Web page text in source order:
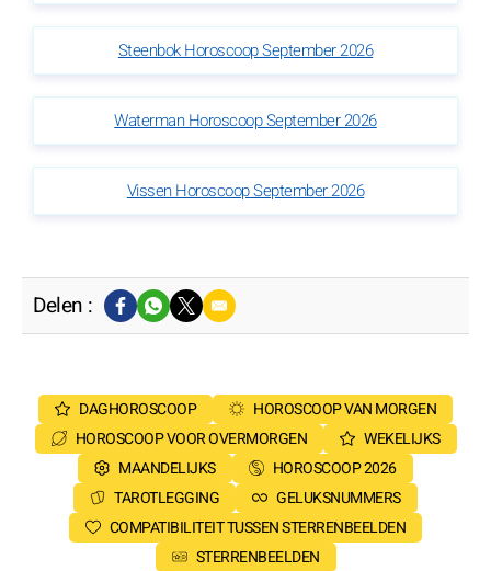
Steenbok Horoscoop September 2026
Waterman Horoscoop September 2026
Vissen Horoscoop September 2026
Delen :
DAGHOROSCOOP
HOROSCOOP VAN MORGEN
HOROSCOOP VOOR OVERMORGEN
WEKELIJKS
MAANDELIJKS
HOROSCOOP 2026
TAROTLEGGING
GELUKSNUMMERS
COMPATIBILITEIT TUSSEN STERRENBEELDEN
STERRENBEELDEN